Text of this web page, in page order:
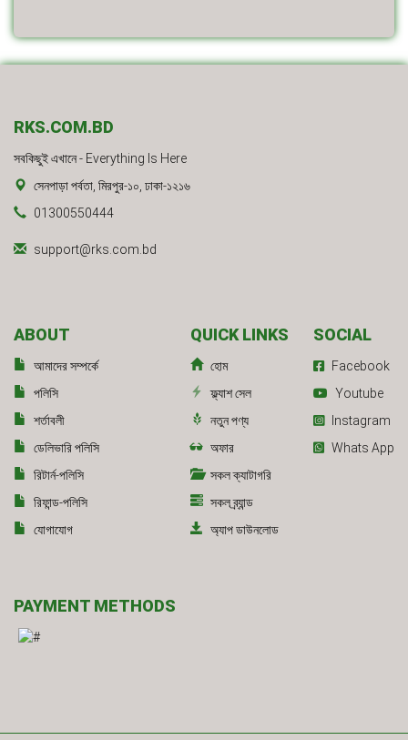
RKS.COM.BD
সবকিছুই এখানে - Everything Is Here
সেনপাড়া পর্বতা, মিরপুর-১০, ঢাকা-১২১৬
01300550444
support@rks.com.bd
ABOUT
আমাদের সম্পর্কে
পলিসি
শর্তাবলী
ডেলিভারি পলিসি
রিটার্ন-পলিসি
রিফান্ড-পলিসি
যোগাযোগ
QUICK LINKS
হোম
ফ্ল্যাশ সেল
নতুন পণ্য
অফার
সকল ক্যাটাগরি
সকল ব্র্যান্ড
অ্যাপ ডাউনলোড
SOCIAL
Facebook
Youtube
Instagram
Whats App
PAYMENT METHODS